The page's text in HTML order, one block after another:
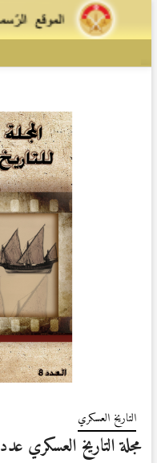
التاريخ العسكري
مجلة التاريخ العسكري عدد 8